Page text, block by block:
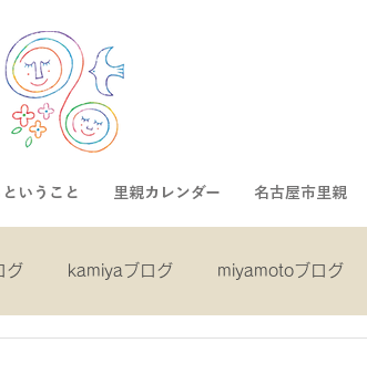
いうこと 里親カレンダー 名古屋市里親
グ kamiyaブログ miyamotoブログ